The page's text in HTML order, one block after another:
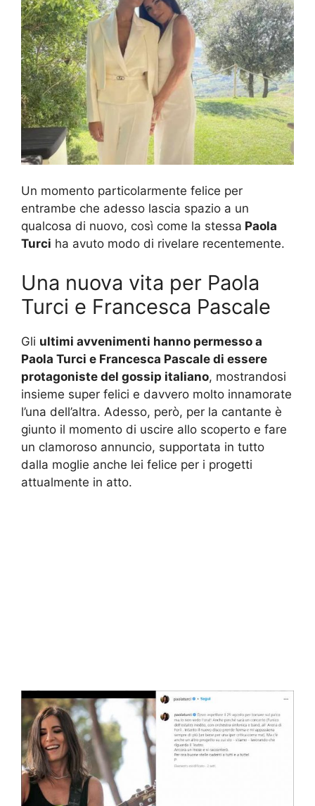
Un momento particolarmente felice per
entrambe che adesso lascia spazio a un
qualcosa di nuovo, così come la stessa Paola
Turci ha avuto modo di rivelare recentemente.
Una nuova vita per Paola
Turci e Francesca Pascale
Gli ultimi avvenimenti hanno permesso a
Paola Turci e Francesca Pascale di essere
protagoniste del gossip italiano, mostrandosi
insieme super felici e davvero molto innamorate
l’una dell’altra. Adesso, però, per la cantante è
giunto il momento di uscire allo scoperto e fare
un clamoroso annuncio, supportata in tutto
dalla moglie anche lei felice per i progetti
attualmente in atto.